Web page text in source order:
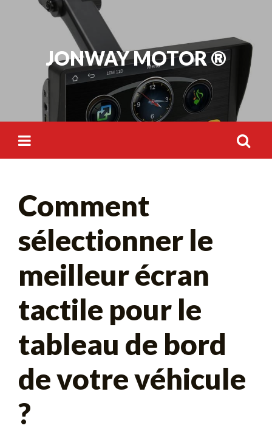
JONWAY MOTOR ®
Comment
sélectionner le
meilleur écran
tactile pour le
tableau de bord
de votre véhicule
?